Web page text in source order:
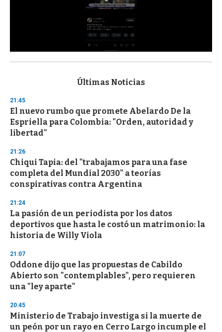
s
d
s
o
f
3
s
e
c
o
n
Últimas Noticias
21:45
El nuevo rumbo que promete Abelardo De la
Espriella para Colombia: "Orden, autoridad y
libertad"
21:26
Chiqui Tapia: del "trabajamos para una fase
completa del Mundial 2030" a teorías
conspirativas contra Argentina
21:24
La pasión de un periodista por los datos
deportivos que hasta le costó un matrimonio: la
historia de Willy Viola
21:07
Oddone dijo que las propuestas de Cabildo
Abierto son "contemplables", pero requieren
una "ley aparte"
20:45
Ministerio de Trabajo investiga si la muerte de
un peón por un rayo en Cerro Largo incumple el